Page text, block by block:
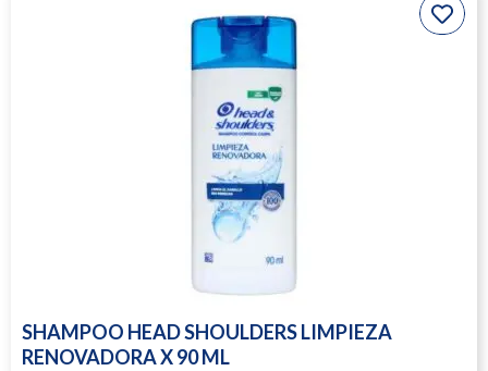
SHAMPOO HEAD SHOULDERS LIMPIEZA
RENOVADORA X 90 ML